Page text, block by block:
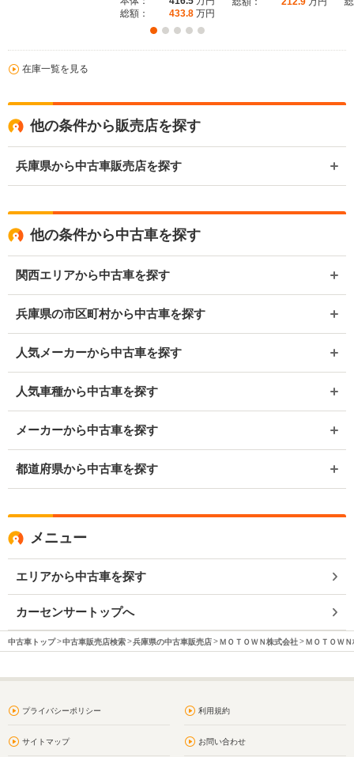
総額：
433.8 万円
在庫一覧を見る
他の条件から販売店を探す
兵庫県から中古車販売店を探す
他の条件から中古車を探す
関西エリアから中古車を探す
兵庫県の市区町村から中古車を探す
人気メーカーから中古車を探す
人気車種から中古車を探す
メーカーから中古車を探す
都道府県から中古車を探す
メニュー
エリアから中古車を探す
カーセンサートップへ
中古車トップ 中古車販売店検索 兵庫県の中古車販売店 ＭＯＴＯＷＮ株式会社 ＭＯＴＯＷ
プライバシーポリシー 利用規約
サイトマップ お問い合わせ